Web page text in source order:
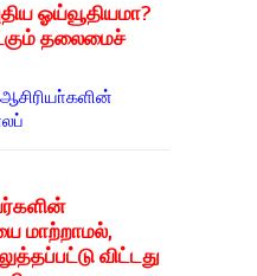
ஓய்வூதியமா?
தலைமைச்
மாற்றாமல்,
விட்டது